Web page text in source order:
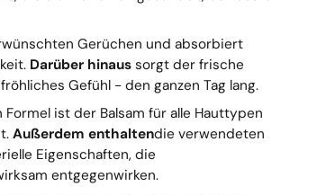
Gerüchen und absorbiert
Darüber hinaus sorgt der frische
Gefühl - den ganzen Tag lang.
ist der Balsam für alle Hauttypen
Außerdem enthaltendie verwendeten
Eigenschaften, die
entgegenwirken.